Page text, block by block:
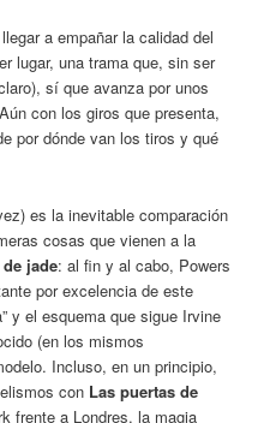
a empañar la calidad del
lugar, una trama que, sin ser
sí que avanza por unos
con los giros que presenta,
por dónde van los tiros y qué
es la inevitable comparación
cosas que vienen a la
jade: al fin y al cabo, Powers
por excelencia de este
y el esquema que sigue Irvine
(en los mismos
Incluso, en un principio,
con Las puertas de
frente a Londres, la magia